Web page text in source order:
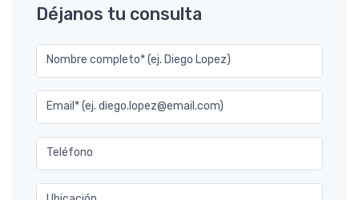
Déjanos tu consulta
Nombre completo* (ej. Diego Lopez)
Email* (ej. diego.lopez@email.com)
Teléfono